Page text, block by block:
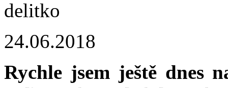
24.06.2018
Rychle jsem ještě dnes